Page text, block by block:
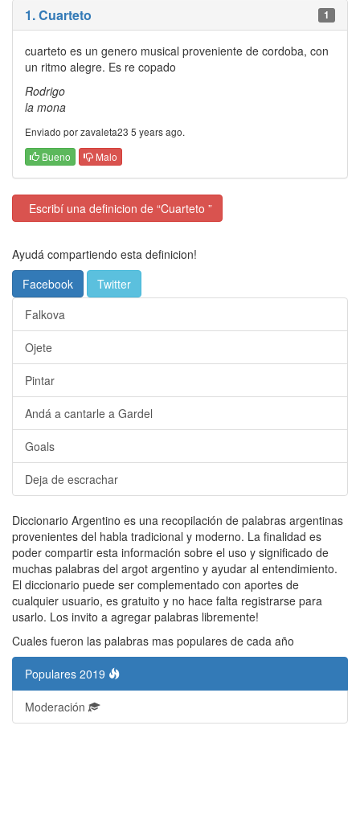
1. Cuarteto 1
cuarteto es un genero musical proveniente de cordoba, con
un ritmo alegre. Es re copado
Rodrigo
la mona
Enviado por zavaleta23 5 years ago.
Bueno
Malo
Escribí una definicion de “Cuarteto ”
Ayudá compartiendo esta definicion!
Facebook
Twitter
Falkova
Ojete
Pintar
Andá a cantarle a Gardel
Goals
Deja de escrachar
Diccionario Argentino es una recopilación de palabras argentinas
provenientes del habla tradicional y moderno. La finalidad es
poder compartir esta información sobre el uso y significado de
muchas palabras del argot argentino y ayudar al entendimiento.
El diccionario puede ser complementado con aportes de
cualquier usuario, es gratuito y no hace falta registrarse para
usarlo. Los invito a agregar palabras libremente!
Cuales fueron las palabras mas populares de cada año
Populares 2019
Moderación